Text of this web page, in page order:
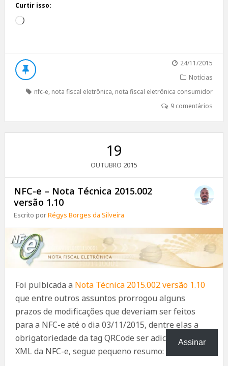
Curtir isso:
Carregando...
24/11/2015
Notícias
nfc-e, nota fiscal eletrônica, nota fiscal eletrônica consumidor
9 comentários
19
OUTUBRO 2015
NFC-e – Nota Técnica 2015.002
versão 1.10
Escrito porRégys Borges da Silveira
Foi pulbicada a Nota Técnica 2015.002 versão 1.10
que entre outros assuntos prorrogou alguns
prazos de modificações que deveriam ser feitos
para a NFC-e até o dia 03/11/2015, dentre elas a
obrigatoriedade da tag QRCode ser adicionada ao
XML da NFC-e, segue pequeno resumo:
Assinar